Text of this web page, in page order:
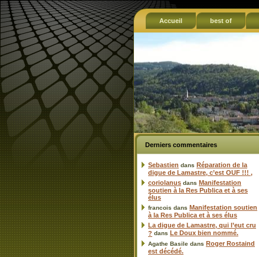
Accueil best of
Derniers commentaires
Sebastien dans Réparation de la
digue de Lamastre, c’est OUF !!! ,
coriolanus dans Manifestation
soutien à la Res Publica et à ses
élus
francois dans Manifestation soutien
à la Res Publica et à ses élus
La digue de Lamastre, qui l’eut cru
? dans Le Doux bien nommé.
Agathe Basile dans Roger Rostaind
est décédé.